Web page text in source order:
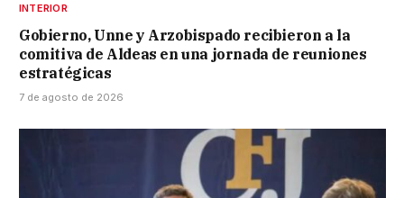
INTERIOR
Gobierno, Unne y Arzobispado recibieron a la
comitiva de Aldeas en una jornada de reuniones
estratégicas
7 de agosto de 2026